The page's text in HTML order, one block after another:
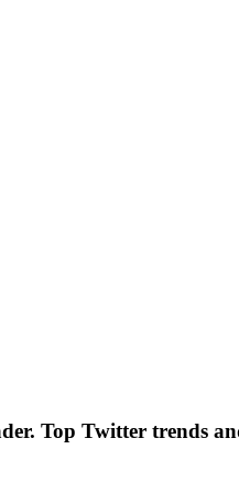
Top Twitter trends